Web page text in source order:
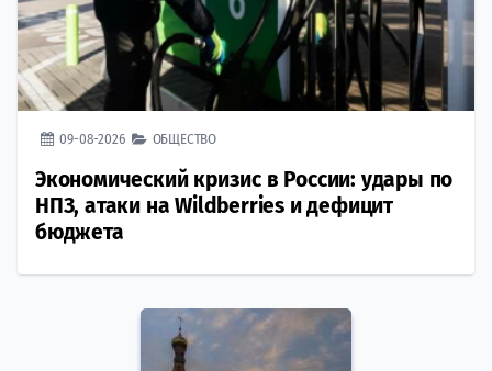
09-08-2026 ОБЩЕСТВО
Экономический кризис в России: удары по
НПЗ, атаки на Wildberries и дефицит
бюджета